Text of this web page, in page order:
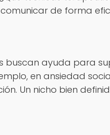
de forma
buscan ayuda para
en ansiedad
Un nicho bien